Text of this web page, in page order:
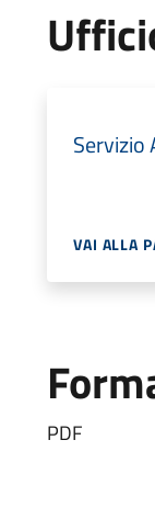
Servizio
VAI ALLA
PDF